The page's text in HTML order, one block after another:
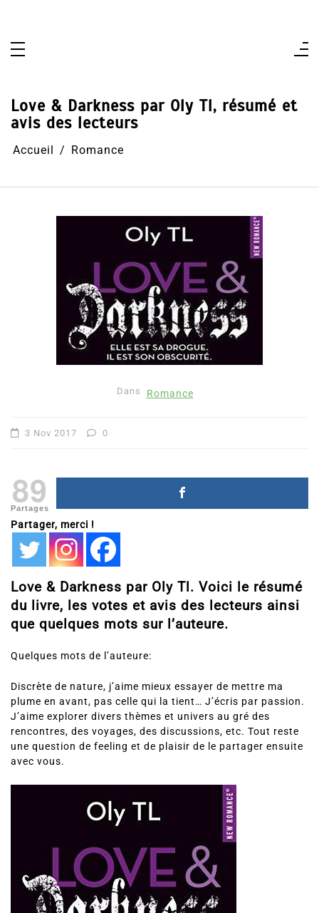
Love & Darkness par Oly Tl, résumé et
avis des lecteurs
Accueil Romance
Dans Romance
3 Nov 2017 0
89
Partages
Partager, merci !
Love & Darkness par Oly Tl. Voici le résumé
du livre, les votes et avis des lecteurs ainsi
que quelques mots sur l’auteure.
Quelques mots de l’auteure:
Discrète de nature, j’aime mieux essayer de mettre ma
plume en avant, pas celle qui la tient… J’écris par passion.
J’aime explorer divers thèmes et univers au gré des
rencontres, des voyages, des discussions, etc. Tout reste
une question de feeling et de plaisir de le partager ensuite
avec vous.